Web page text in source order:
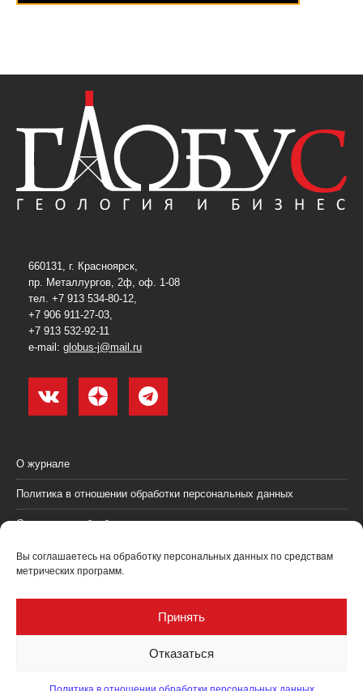
Вы соглашаетесь на обработку персональных данных по средствам
метрических программ.
Принять
Отказаться
660131, г. Красноярск,
пр. Металлургов, 2ф, оф. 1-08
тел. +7 913 534-80-12,
+7 906 911-27-03,
+7 913 532-92-11
e-mail: globus-j@mail.ru
О журнале
Политика в отношении обработки персональных данных
Согласие на обработку персональных данных
Пользовательское соглашение (оферта)